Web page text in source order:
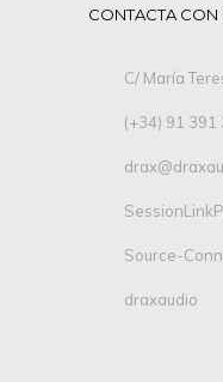
CONTACTA
C/ María
(+34) 91 391
Source-
draxaudio